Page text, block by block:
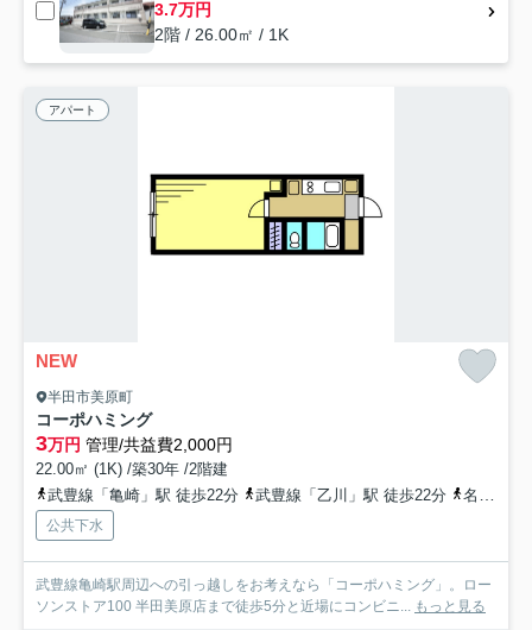
3.7万円
2階 / 26.00㎡ / 1K
アパート
NEW
半田市美原町
コーポハミング
3万円 管理/共益費2,000円
22.00㎡ (1K) /築30年 /2階建
武豊線「亀崎」駅 徒歩22分
武豊線「乙川」駅 徒歩22分 名鉄河和線「半田口」駅 徒歩36分
公共下水
武豊線亀崎駅周辺への引っ越しをお考えなら「コーポハミング」。ロー
ソンストア100 半田美原店まで徒歩5分と近場にコンビニ... もっと見る